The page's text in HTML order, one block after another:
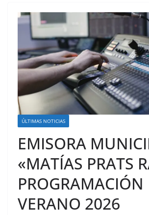
ÚLTIMAS NOTICIAS
EMISORA
«MATÍAS PRATS
PROGRAMACIÓN
VERANO 2026